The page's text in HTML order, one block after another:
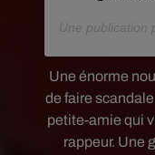
Une publication
Une énorme
de faire
petite-amie qui
rappeur. Une